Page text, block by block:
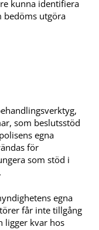
kunna identifiera
bedöms utgöra
som beslutsstöd
egna
för
som stöd i
egna
får inte tillgång
ligger kvar hos